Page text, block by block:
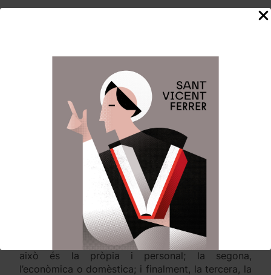
una predicació en el poble de Sóller, Mallorca, el
qual va partir d’un dels versículs més
transformadors de l’Evangeli: “la paz os dejo, mi
paz os doy.” El nostre Sant, començà la seua
intervenció recordant que la Pau va acompanyar
els passos de Jesús des de l’instant del seu
naiximent -quan fou cantada i proclamada pels
àngels als pastors- fins al moment de la seua
Passió, quan la deixa com a llegat als seus. Eixa
pau que nosatres, hui dia hem rebut com un gran
regal i que hem de custodiar sense condicions, en
Fidel a eixe regal, Sant Vicent, contempla una
triple dimensió d’esta. La primera, la pau ètica,
això és la pròpia i personal; la segona,
l’econòmica o domèstica; i finalment, la tercera, la